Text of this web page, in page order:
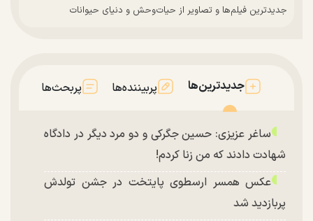
جدیدترین فیلم‌ها و تصاویر از حیات‌وحش و دنیای حیوانات
جدیدترین‌ها پربیننده‌ها پربحث‌ها
ساغر عزیزی: حسین جگرکی و دو مرد دیگر در دادگاه
شهادت دادند که من زنا کردم!
عکس همسر ارسطوی پایتخت در جشن تولدش
پربازدید شد